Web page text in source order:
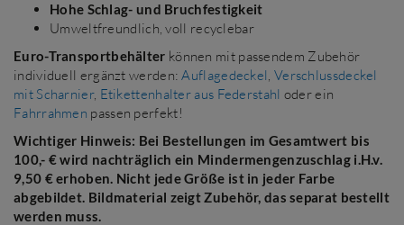
Hohe Schlag- und Bruchfestigkeit
Umweltfreundlich, voll recyclebar
Euro-Transportbehälter können mit passendem Zubehör
individuell ergänzt werden:Auflagedeckel, Verschlussdeckel
mit Scharnier, Etikettenhalter aus Federstahl oder ein
Fahrrahmen passen perfekt!
Wichtiger Hinweis: Bei Bestellungen im Gesamtwert bis
100,- € wird nachträglich ein Mindermengenzuschlag i.H.v.
9,50 € erhoben. Nicht jede Größe ist in jeder Farbe
abgebildet. Bildmaterial zeigt Zubehör, das separat bestellt
werden muss.